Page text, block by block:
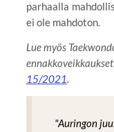
parhaalla
ei ole mahdoton.
Lue myös
15/2021.
"Auringon